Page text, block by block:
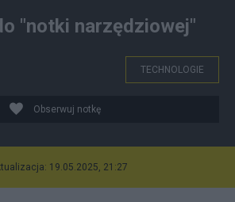
"notki narzędziowej"
TECHNOLOGIE
Obserwuj notkę
19.05.2025, 21:27